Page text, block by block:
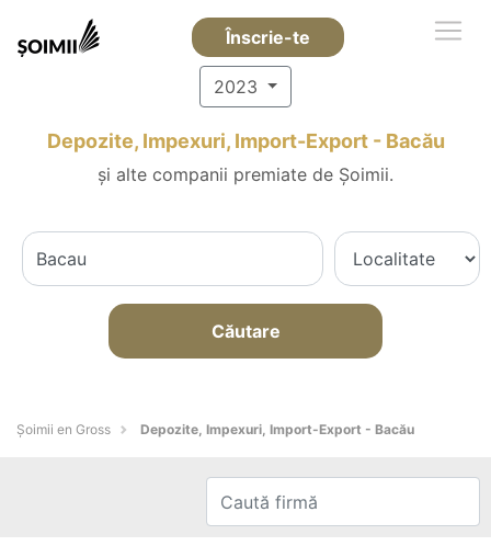
Înscrie-te
2023
Depozite, Impexuri, Import-Export - Bacău
și alte companii premiate de Șoimii.
Căutare
Șoimii en Gross Depozite, Impexuri, Import-Export - Bacău